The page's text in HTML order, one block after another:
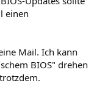
einen
Mail. Ich kann
BIOS" drehen